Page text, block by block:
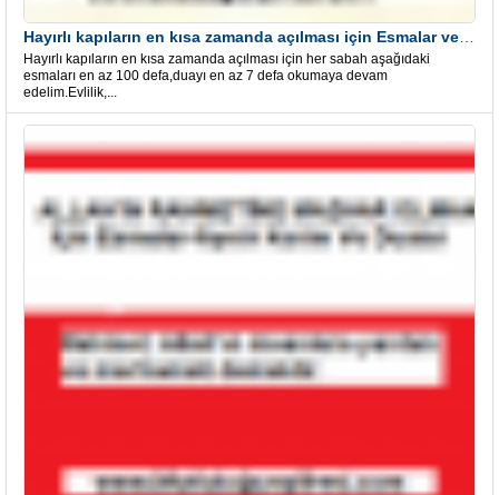
Hayırlı kapıların en kısa zamanda açılması için her sabah aşağıdaki
esmaları en az 100 defa,duayı en az 7 defa okumaya devam
edelim.Evlilik,...